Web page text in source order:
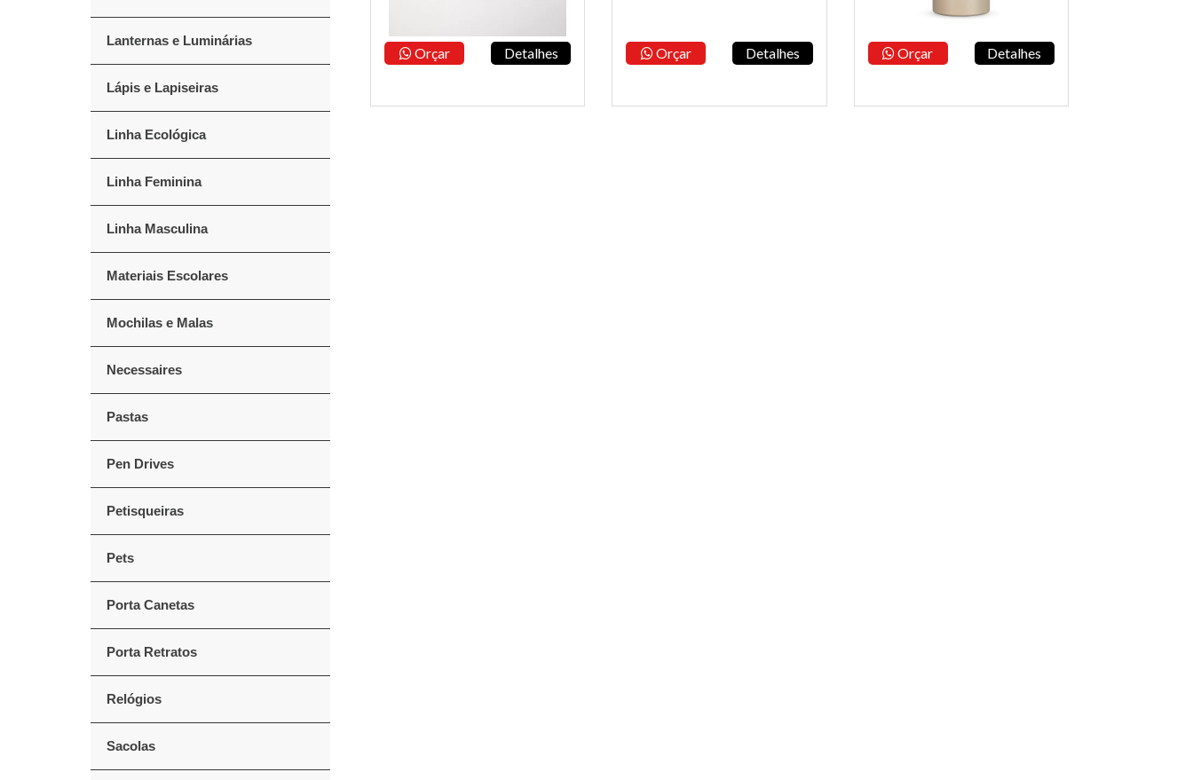
Lanternas e Luminárias
Lápis e Lapiseiras
Linha Ecológica
Linha Feminina
Linha Masculina
Materiais Escolares
Mochilas e Malas
Necessaires
Pastas
Pen Drives
Petisqueiras
Pets
Porta Canetas
Porta Retratos
Relógios
Sacolas
Orçar Detalhes Orçar Detalhes Orçar Detalhes